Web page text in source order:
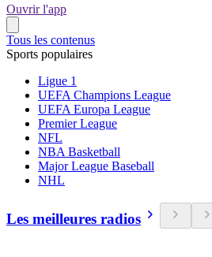
Ouvrir l'app
Tous les contenus
Sports populaires
Ligue 1
UEFA Champions League
UEFA Europa League
Premier League
NFL
NBA Basketball
Major League Baseball
NHL
Les meilleures radios